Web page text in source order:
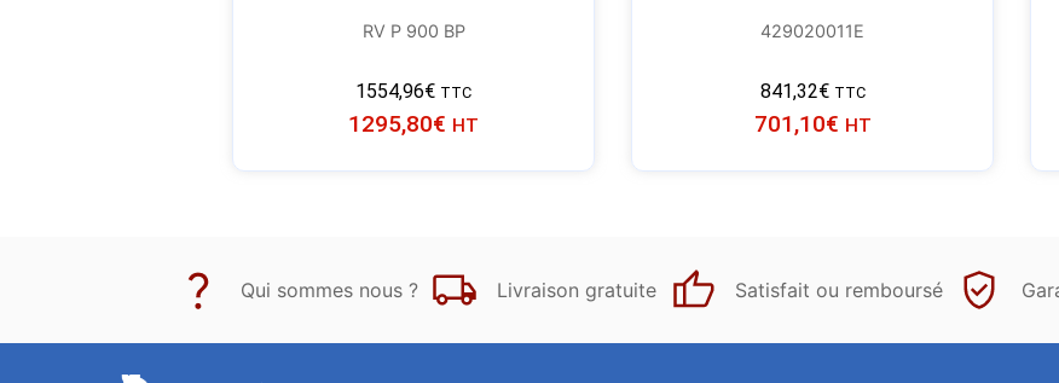
RV P 900 BP
1554,96€ TTC
1295,80€ HT
429020011E
841,32€ TTC
701,10€ HT
Qui sommes nous ? Livraison gratuite Satisfait ou remboursé